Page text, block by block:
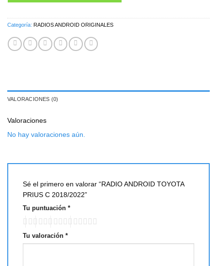
Categoría: RADIOS ANDROID ORIGINALES
VALORACIONES (0)
Valoraciones
No hay valoraciones aún.
Sé el primero en valorar “RADIO ANDROID TOYOTA
PRIUS C 2018/2022”
Tu puntuación *
Tu valoración *